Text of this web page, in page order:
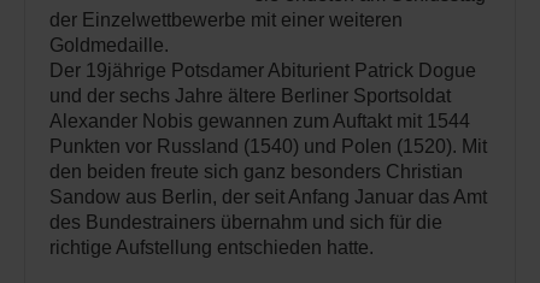
der Einzelwettbewerbe mit einer weiteren
Goldmedaille.
Der 19jährige Potsdamer Abiturient Patrick Dogue
und der sechs Jahre ältere Berliner Sportsoldat
Alexander Nobis gewannen zum Auftakt mit 1544
Punkten vor Russland (1540) und Polen (1520). Mit
den beiden freute sich ganz besonders Christian
Sandow aus Berlin, der seit Anfang Januar das Amt
des Bundestrainers übernahm und sich für die
richtige Aufstellung entschieden hatte.